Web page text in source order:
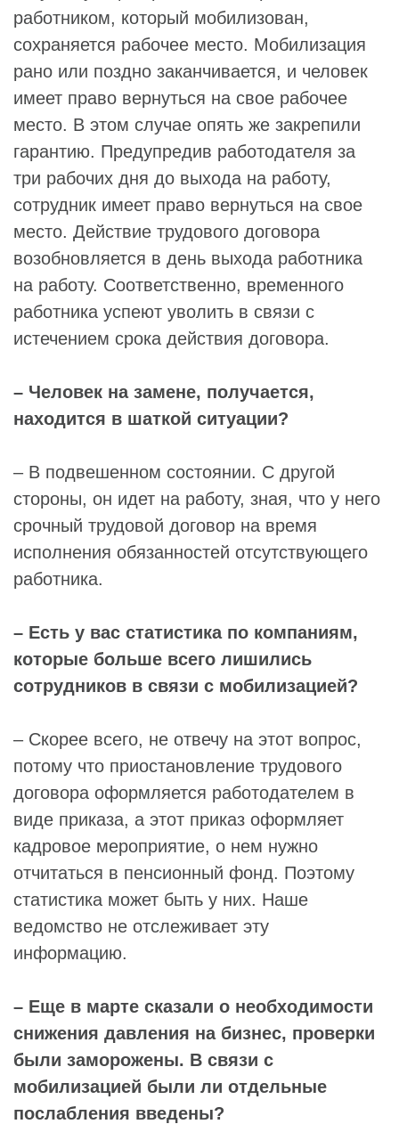
работником, который мобилизован,
сохраняется рабочее место. Мобилизация
рано или поздно заканчивается, и человек
имеет право вернуться на свое рабочее
место. В этом случае опять же закрепили
гарантию. Предупредив работодателя за
три рабочих дня до выхода на работу,
сотрудник имеет право вернуться на свое
место. Действие трудового договора
возобновляется в день выхода работника
на работу. Соответственно, временного
работника успеют уволить в связи с
истечением срока действия договора.
– Человек на замене, получается,
находится в шаткой ситуации?
– В подвешенном состоянии. С другой
стороны, он идет на работу, зная, что у него
срочный трудовой договор на время
исполнения обязанностей отсутствующего
работника.
– Есть у вас статистика по компаниям,
которые больше всего лишились
сотрудников в связи с мобилизацией?
– Скорее всего, не отвечу на этот вопрос,
потому что приостановление трудового
договора оформляется работодателем в
виде приказа, а этот приказ оформляет
кадровое мероприятие, о нем нужно
отчитаться в пенсионный фонд. Поэтому
статистика может быть у них. Наше
ведомство не отслеживает эту
информацию.
– Еще в марте сказали о необходимости
снижения давления на бизнес, проверки
были заморожены. В связи с
мобилизацией были ли отдельные
послабления введены?